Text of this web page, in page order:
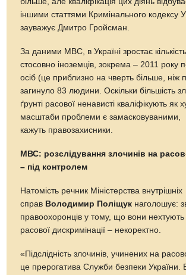
іншими статтями Кримінального кодексу
зауважує Дмитро Гройсман.
За даними МВС, в Україні зростає
стосовно іноземців, зокрема – 2011 року
осіб (це приблизно на чверть більше, ніж
загинуло 83 людини. Оскільки більшість
ґрунті расової ненависті кваліфікують як
масштаби проблеми є замасковуваними,
кажуть правозахисники.
МВС: розслідування злочинів на
– під контролем
Натомість речник Міністерства внутрішніх
справ Володимир Поліщук наголошує:
правоохоронців у тому, що вони
расової дискримінації – некоректно.
«Підслідність злочинів, учинених на
це прерогатива Служби безпеки України.